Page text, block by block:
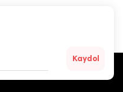
Kaydol